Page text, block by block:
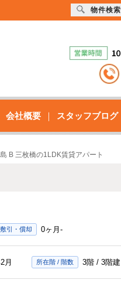
会社概要 スタッフブログ
B 三枚橋の1LDK賃貸アパート
敷引・償却 0ヶ月-
2月 所在階 / 階数 3階 / 3階建
物件検索